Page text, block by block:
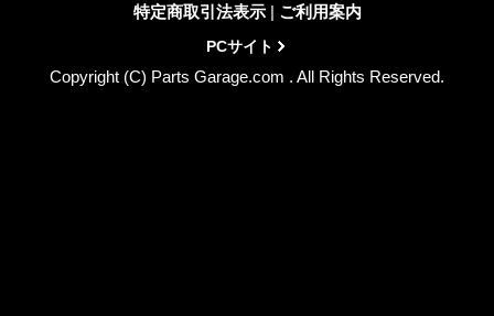
特定商取引法表示 | ご利用案内
PCサイト
Copyright (C) Parts Garage.com . All Rights Reserved.